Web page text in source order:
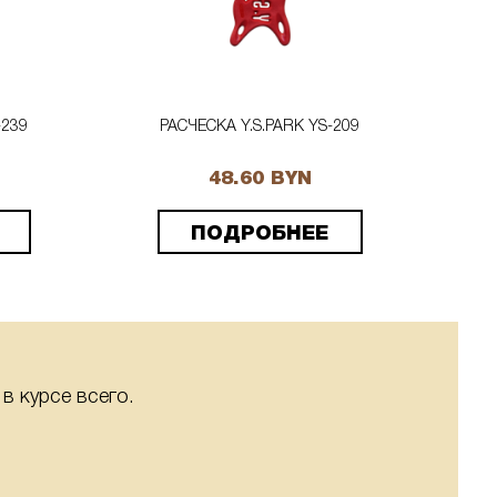
РАСЧЕСКА Y.S.PARK YS-209
48.60 BYN
ПОДРОБНЕЕ
курсе всего.